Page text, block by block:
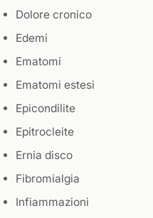
Dolore cronico
Edemi
Ematomi
Ematomi estesi
Epicondilite
Epitrocleite
Ernia disco
Fibromialgia
Infiammazioni